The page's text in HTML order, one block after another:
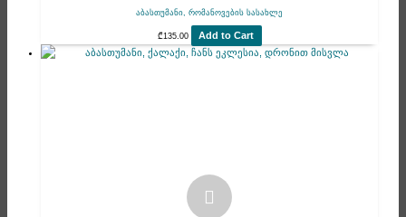
აბასთუმანი, რომანოვების სასახლე
₾135.00 Add to Cart